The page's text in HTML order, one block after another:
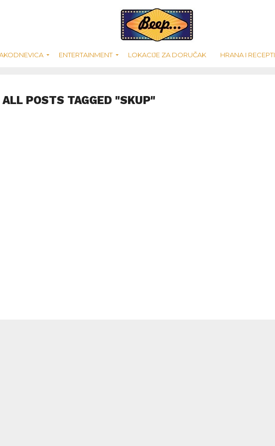
ENTERTAINMENT LOKACIJE ZA DORUČAK HRANA I RECEPTI
ALL POSTS TAGGED "SKUP"